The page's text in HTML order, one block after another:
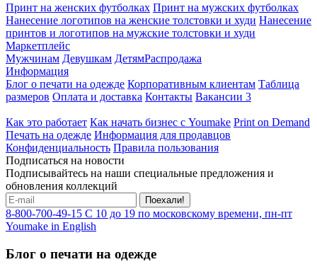
Принт на женских футболках Принт на мужских футболках
Нанесение логотипов на женские толстовки и худи Нанесение
принтов и логотипов на мужские толстовки и худи
Маркетплейс
Мужчинам Девушкам ДетямРаспродажа
Информация
Блог о печати на одежде Корпоративным клиентам Таблица
размеров Оплата и доставка Контакты Вакансии 3
Как это работает Как начать бизнес с Youmake Print on Demand
Печать на одежде Информация для продавцов
Конфиденциальность Правила пользования
Подписаться на новости
Подписывайтесь на наши специальные предложения и
обновления коллекций
Поехали!
8-800-700-49-15 С 10 до 19 по московскому времени, пн-пт
Youmake in English
Блог о печати на одежде